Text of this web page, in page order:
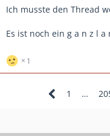
Ich musste den Thread
Es ist noch ein g a n z l
1
1 …